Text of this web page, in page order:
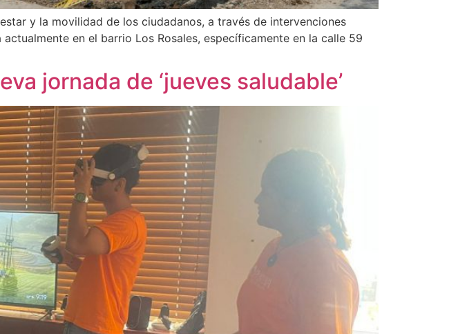
y la movilidad de los ciudadanos, a través de intervenciones
en el barrio Los Rosales, específicamente en la calle 59
jornada de ‘jueves saludable’